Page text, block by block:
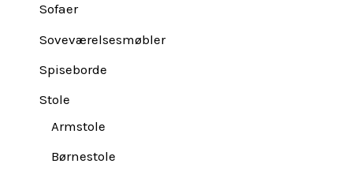
Sofaer
Soveværelsesmøbler
Spiseborde
Stole
Armstole
Børnestole